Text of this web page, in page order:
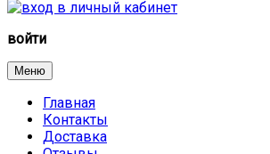
войти
Меню
Главная
Контакты
Доставка